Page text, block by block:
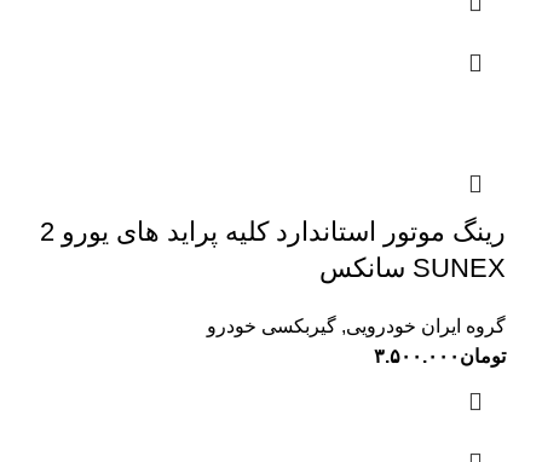
رینگ موتور استاندارد کلیه پراید های یورو 2
SUNEX سانکس
گروه ایران خودرویی, گیربکسی خودرو
تومان ۳.۵۰۰.۰۰۰